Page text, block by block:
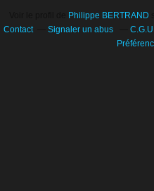
Philippe BERTRAND
Contact
Signaler un abus